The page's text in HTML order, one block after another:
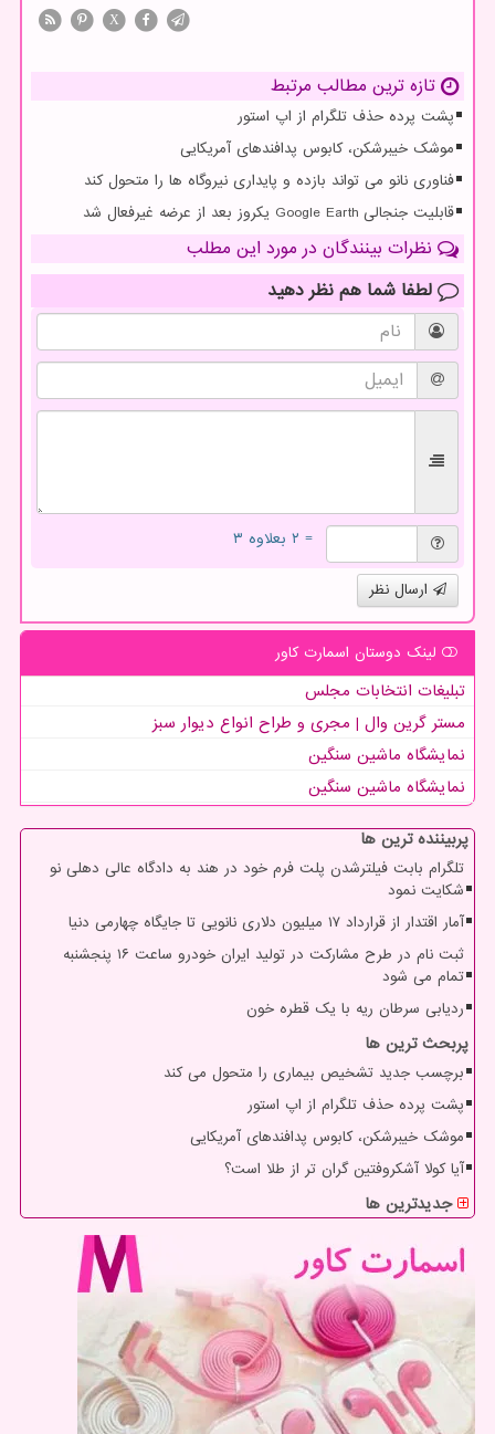
X
تازه ترین مطالب مرتبط
پشت پرده حذف تلگرام از اپ استور
موشک خیبرشکن، کابوس پدافندهای آمریکایی
فناوری نانو می تواند بازده و پایداری نیروگاه ها را متحول کند
قابلیت جنجالی Google Earth یکروز بعد از عرضه غیرفعال شد
نظرات بینندگان در مورد این مطلب
لطفا شما هم نظر دهید
= ۲ بعلاوه ۳
ارسال نظر
لینک دوستان اسمارت كاور
تبلیغات انتخابات مجلس
مستر گرین وال | مجری و طراح انواع دیوار سبز
نمایشگاه ماشین سنگین
نمایشگاه ماشین سنگین
پربیننده ترین ها
تلگرام بابت فیلترشدن پلت فرم خود در هند به دادگاه عالی دهلی نو
شکایت نمود
آمار اقتدار از قرارداد ۱۷ میلیون دلاری نانویی تا جایگاه چهارمی دنیا
ثبت نام در طرح مشارکت در تولید ایران خودرو ساعت ۱۶ پنجشنبه
تمام می شود
ردیابی سرطان ریه با یک قطره خون
پربحث ترین ها
برچسب جدید تشخیص بیماری را متحول می کند
پشت پرده حذف تلگرام از اپ استور
موشک خیبرشکن، کابوس پدافندهای آمریکایی
آیا کولا آشکروفتین گران تر از طلا است؟
جدیدترین ها